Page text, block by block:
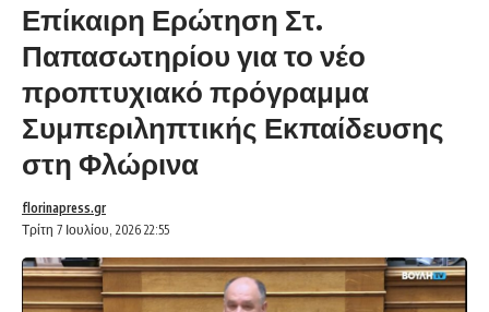
Επίκαιρη Ερώτηση Στ.
Παπασωτηρίου για το νέο
προπτυχιακό πρόγραμμα
Συμπεριληπτικής Εκπαίδευσης
στη Φλώρινα
Τρίτη 7 Ιουλίου, 2026 22:55
florinapress.gr